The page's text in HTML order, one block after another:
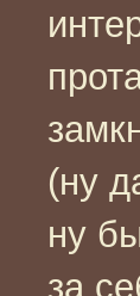
(ну
ну
за